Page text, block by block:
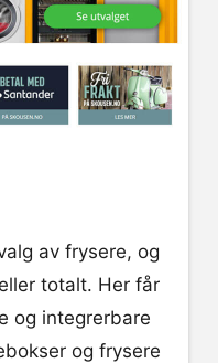
av frysere, og
totalt. Her får
og integrerbare
og frysere